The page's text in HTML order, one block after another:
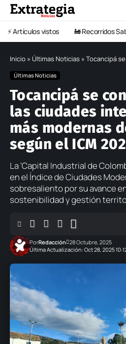
⚡️ Artículos vistos 🚂 Recorridos
Inicio » Últimas Noticias » Tocancipá se consolida entre las
Últimas Noticias
Tocancipá se
las ciudades
más modernas
según el ICM
La ‘Capital Industrial de
en el Índice de Ciudades
sobresaliento por su avance
sostenibilidad y gestión
Última Actualización: Oct 28, 2025
PorRedacción 28 Octubre, 2025